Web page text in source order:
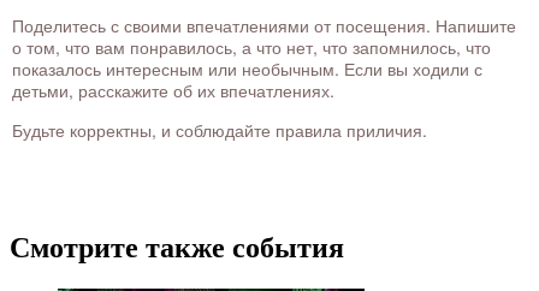
Поделитесь с своими впечатлениями от посещения. Напишите
о том, что вам понравилось, а что нет, что запомнилось, что
показалось интересным или необычным. Если вы ходили с
детьми, расскажите об их впечатлениях.
Будьте корректны, и соблюдайте правила приличия.
Смотрите также события